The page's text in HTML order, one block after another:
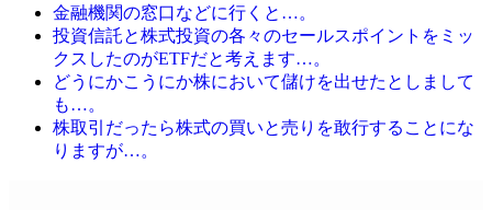
金融機関の窓口などに行くと…。
投資信託と株式投資の各々のセールスポイントをミッ
クスしたのがETFだと考えます…。
どうにかこうにか株において儲けを出せたとしまして
も…。
株取引だったら株式の買いと売りを敢行することにな
りますが…。